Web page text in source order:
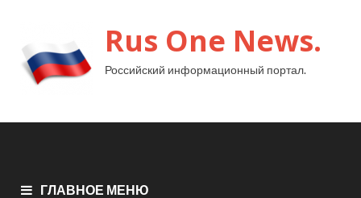
Rus One News.
Российский информационный портал.
ГЛАВНОЕ МЕНЮ